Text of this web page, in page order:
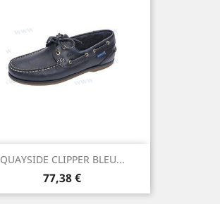
QUAYSIDE CLIPPER BLEU...
Prix
77,38 €